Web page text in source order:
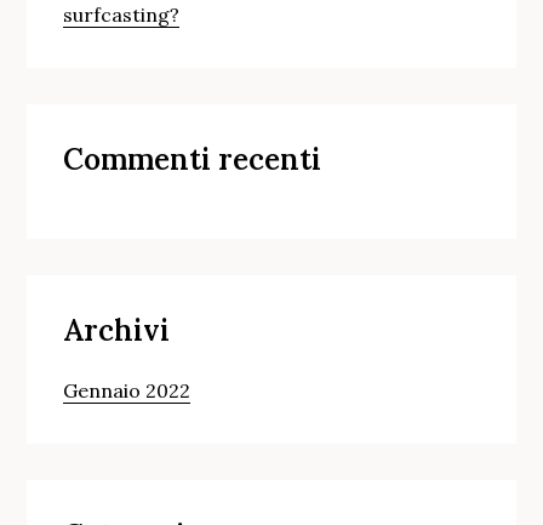
surfcasting?
Commenti recenti
Archivi
Gennaio 2022